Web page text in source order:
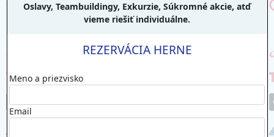
Oslavy, Teambuildingy, Exkurzie, Súkromné akcie, atď
vieme riešiť individuálne.
REZERVÁCIA HERNE
Meno a priezvisko
Email